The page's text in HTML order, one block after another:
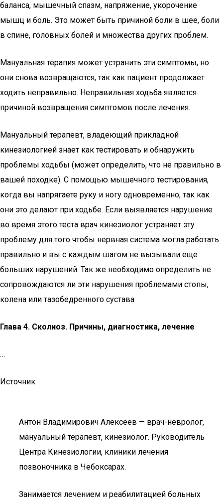
баланса, мышечный спазм, напряжение, укорочение
мышц и боль. Это может быть причиной боли в шее, боли
в спине, головных болей и множества других проблем.
Мануальная терапия может устранить эти симптомы, но
они снова возвращаются, так как пациент продолжает
ходить неправильно. Неправильная ходьба является
причиной возвращения симптомов после лечения.
Мануальный терапевт, владеющий прикладной
кинезиологией знает как тестировать и обнаружить
проблемы ходьбы (может определить, что не правильно в
вашей походке). С помощью мышечного тестирования,
когда вы напрягаете руку и ногу одновременно, так как
они это делают при ходьбе. Если выявляется нарушение
во время этого теста врач кинезиолог устраняет эту
проблему для того чтобы нервная система могла работать
правильно и вы с каждым шагом не вызывали еще
больших нарушений. Так же необходимо определить не
сопровождаются ли эти нарушения проблемами стопы,
колена или тазобедренного сустава
Глава 4. Сколиоз. Причины, диагностика, лечение
…
Источник
Антон Владимирович Алексеев — врач-невролог,
мануальный терапевт, кинезиолог. Руководитель
Центра Кинезиологии, клиники лечения
позвоночника в Чебоксарах.
Занимается лечением и реабилитацией больных